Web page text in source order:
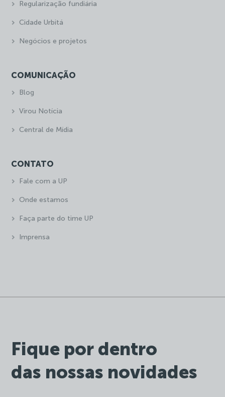
Fique por dentro
das nossas novidades
Regularização fundiária
Cidade Urbitá
Negócios e projetos
COMUNICAÇÃO
Blog
Virou Notícia
Central de Mídia
CONTATO
Fale com a UP
Onde estamos
Faça parte do time UP
Imprensa